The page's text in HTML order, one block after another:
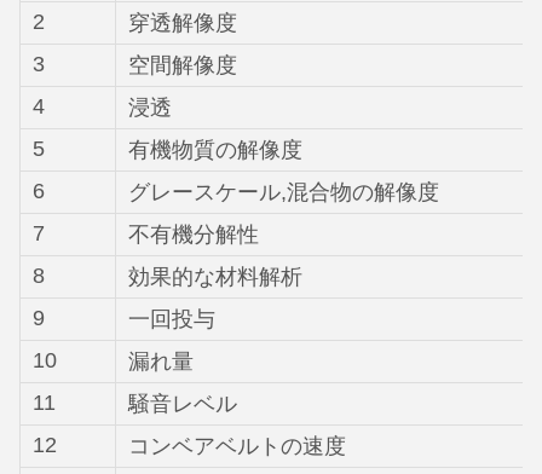
2
穿透解像度
3
空間解像度
4
浸透
5
有機物質の解像度
6
グレースケール,混合物の解像度
7
不有機分解性
8
効果的な材料解析
9
一回投与
10
漏れ量
11
騒音レベル
12
コンベアベルトの速度